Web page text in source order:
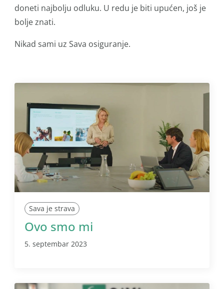
doneti najbolju odluku. U redu je biti upućen, još je
bolje znati.
Nikad sami uz Sava osiguranje.
Sava je strava
Ovo smo mi
5. septembar 2023